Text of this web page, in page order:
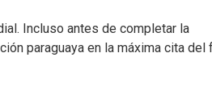
Incluso antes de completar la
paraguaya en la máxima cita del